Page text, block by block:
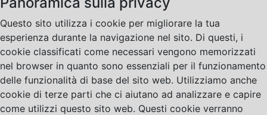
Questo sito utilizza i cookie per migliorare la tua
esperienza durante la navigazione nel sito. Di questi, i
cookie classificati come necessari vengono memorizzati
nel browser in quanto sono essenziali per il funzionamento
delle funzionalità di base del sito web. Utilizziamo anche
cookie di terze parti che ci aiutano ad analizzare e capire
come utilizzi questo sito web. Questi cookie verranno